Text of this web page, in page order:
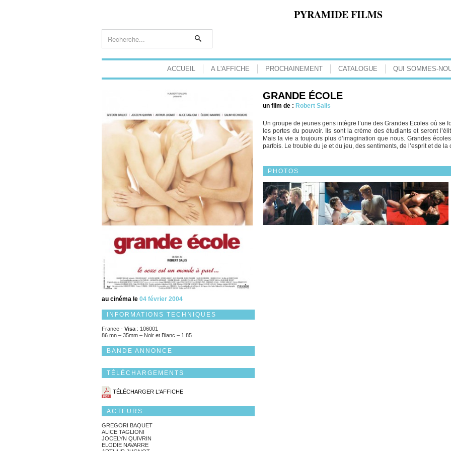
PYRAMIDE FILMS
ACCUEIL A L'AFFICHE PROCHAINEMENT CATALOGUE QUI SOMMES-
au cinéma le 04 février 2004
INFORMATIONS TECHNIQUES
France - Visa : 106001
86 mn – 35mm – Noir et Blanc – 1.85
BANDE ANNONCE
TÉLÉCHARGEMENTS
TÉLÉCHARGER L'AFFICHE
ACTEURS
GREGORI BAQUET
ALICE TAGLIONI
JOCELYN QUIVRIN
ELODIE NAVARRE
GRANDE ÉCOLE
un film de : Robert Salis
Un groupe de jeunes gens intègre l’une des Grandes Ecoles où se
les portes du pouvoir. Ils sont la crème des étudiants et seront
Mais la vie a toujours plus d’imagination que nous. Grandes
parfois. Le trouble du je et du jeu, des sentiments, de l’esprit et de
PHOTOS